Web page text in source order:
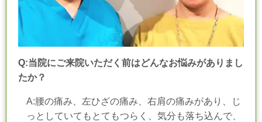
Q:当院にご来院いただく前はどんなお悩みがありまし
たか？
A:腰の痛み、左ひざの痛み、右肩の痛みがあり、じ
っとしていてもとてもつらく、気分も落ち込んで、